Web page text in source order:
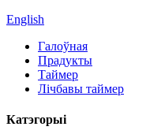
English
Галоўная
Прадукты
Таймер
Лічбавы таймер
Катэгорыі